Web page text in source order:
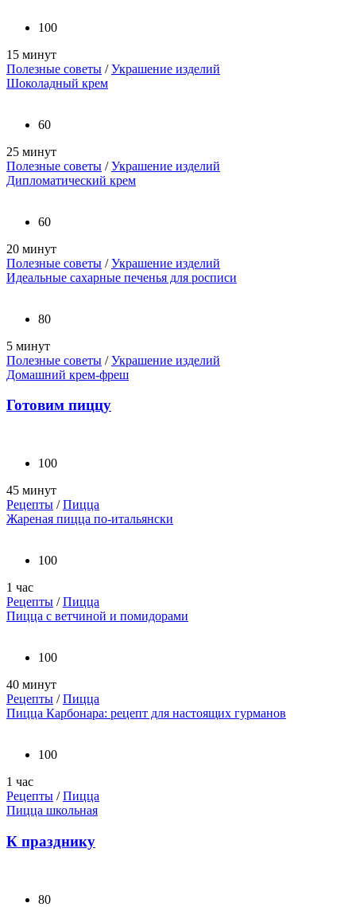
100
15 минут
Полезные советы /Украшение изделий
Шоколадный крем
60
25 минут
Полезные советы /Украшение изделий
Дипломатический крем
60
20 минут
Полезные советы /Украшение изделий
Идеальные сахарные печенья для росписи
80
5 минут
Полезные советы /Украшение изделий
Домашний крем-фреш
Готовим пиццу
100
45 минут
Рецепты /Пицца
Жареная пицца по-итальянски
100
1 час
Рецепты /Пицца
Пицца с ветчиной и помидорами
100
40 минут
Рецепты /Пицца
Пицца Карбонара: рецепт для настоящих гурманов
100
1 час
Рецепты /Пицца
Пицца школьная
К празднику
80